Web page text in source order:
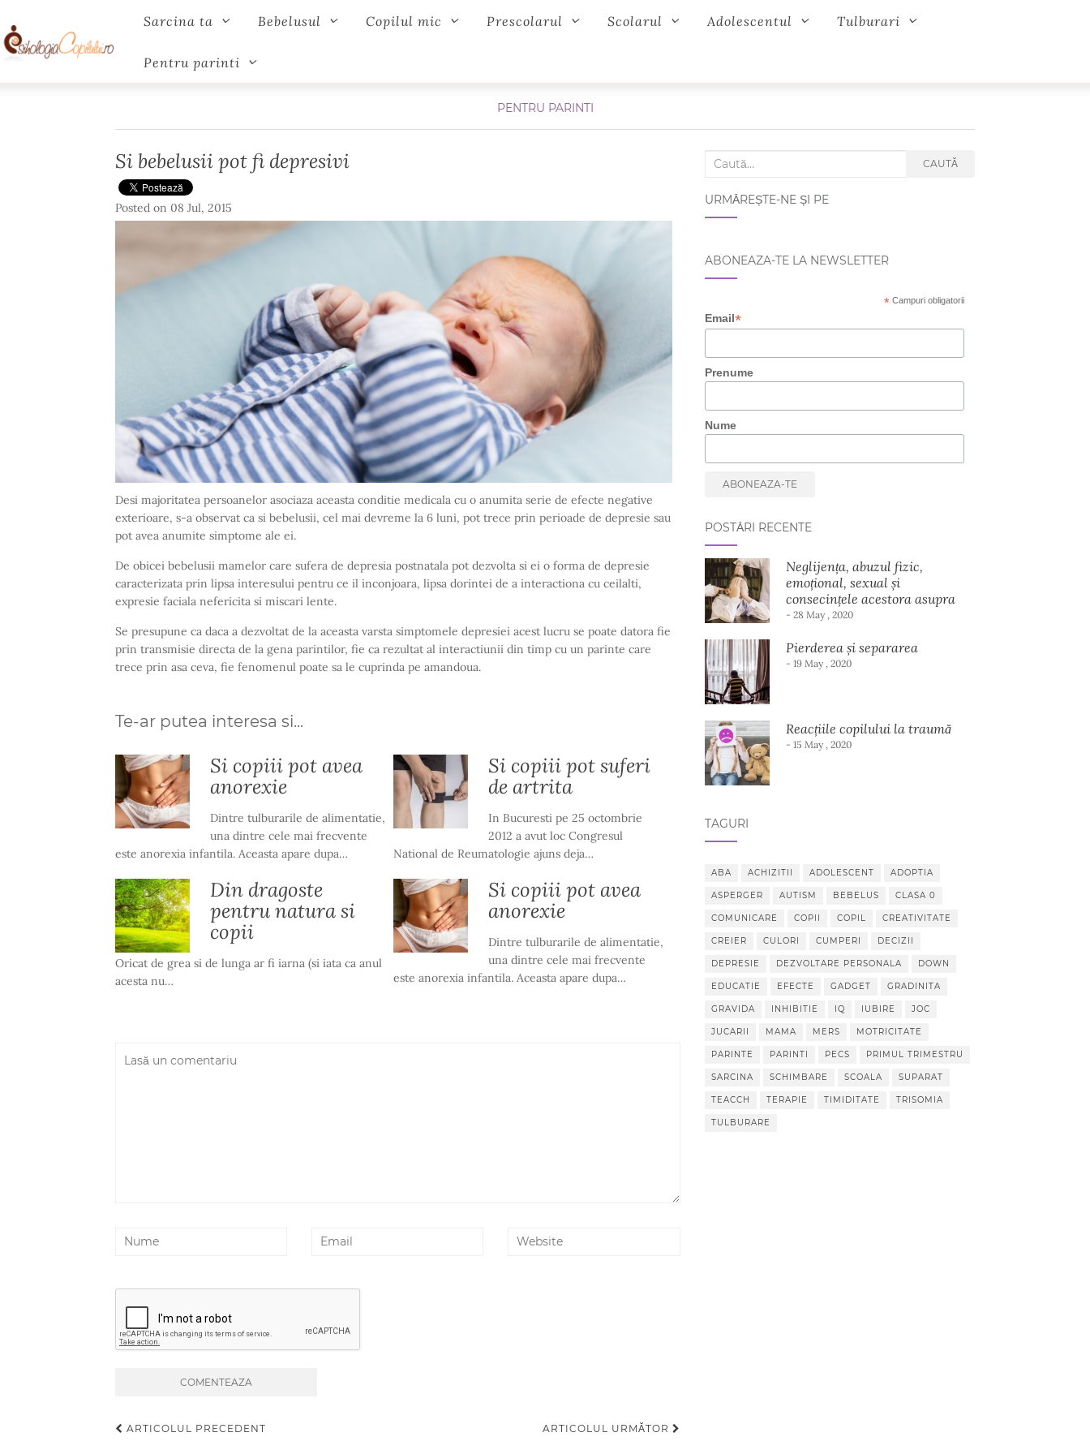
Sarcina ta Bebelusul Copilul mic Prescolarul Scolarul Adolescentul Tulburari
Pentru parinti
PENTRU PARINTI
Si bebelusii pot fi depresivi
Posted on 08 Jul, 2015
Desi majoritatea persoanelor asociaza aceasta conditie medicala cu o anumita serie de efecte negative
exterioare, s-a observat ca si bebelusii, cel mai devreme la 6 luni, pot trece prin perioade de depresie sau
pot avea anumite simptome ale ei.
De obicei bebelusii mamelor care sufera de depresia postnatala pot dezvolta si ei o forma de depresie
caracterizata prin lipsa interesului pentru ce il inconjoara, lipsa dorintei de a interactiona cu ceilalti,
expresie faciala nefericita si miscari lente.
Se presupune ca daca a dezvoltat de la aceasta varsta simptomele depresiei acest lucru se poate datora fie
prin transmisie directa de la gena parintilor, fie ca rezultat al interactiunii din timp cu un parinte care
trece prin asa ceva, fie fenomenul poate sa le cuprinda pe amandoua.
Te-ar putea interesa si...
Si copiii pot avea
anorexie
Dintre tulburarile de alimentatie,
una dintre cele mai frecvente
este anorexia infantila. Aceasta apare dupa…
Si copiii pot suferi
de artrita
In Bucuresti pe 25 octombrie
2012 a avut loc Congresul
National de Reumatologie ajuns deja…
Din dragoste
pentru natura si
copii
Oricat de grea si de lunga ar fi iarna (si iata ca anul
acesta nu…
Si copiii pot avea
anorexie
Dintre tulburarile de alimentatie,
una dintre cele mai frecvente
este anorexia infantila. Aceasta apare dupa…
ARTICOLUL PRECEDENT ARTICOLUL URMĂTOR
Search for: CAUTĂ
URMĂREȘTE-NE ȘI PE
ABONEAZA-TE LA NEWSLETTER
*Campuri obligatorii
Email*
Prenume
Nume
POSTĂRI RECENTE
Neglijența, abuzul fizic,
emoțional, sexual și
consecințele acestora asupra
dezvoltării copilului
- 28 May , 2020
Pierderea și separarea
- 19 May , 2020
Reacțiile copilului la traumă
- 15 May , 2020
TAGURI
ABA ACHIZITII ADOLESCENT ADOPTIA
ASPERGER AUTISM BEBELUS CLASA 0
COMUNICARE COPII COPIL CREATIVITATE
CREIER CULORI CUMPERI DECIZII
DEPRESIE DEZVOLTARE PERSONALA DOWN
EDUCATIE EFECTE GADGET GRADINITA
GRAVIDA INHIBITIE IQ IUBIRE JOC
JUCARII MAMA MERS MOTRICITATE
PARINTE PARINTI PECS PRIMUL TRIMESTRU
SARCINA SCHIMBARE SCOALA SUPARAT
TEACCH TERAPIE TIMIDITATE TRISOMIA
TULBURARE